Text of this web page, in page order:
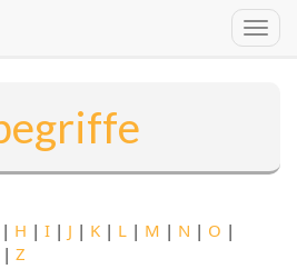
| H | I | J | K | L | M | N | O |
| Z